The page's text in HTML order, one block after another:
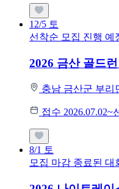
12/5 토
선착순 모집 진행 예
2026 금산 골드
충남 금산군 부리
접수 2026.07.02~
8/1 토
모집 마감 종료된 대